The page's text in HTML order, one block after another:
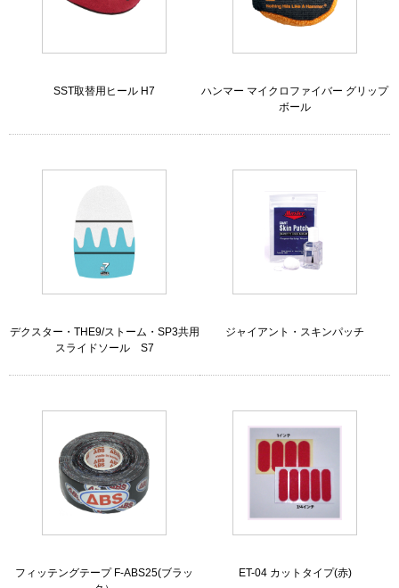
SST取替用ヒール H7
ハンマー マイクロファイバー グリップ
ボール
デクスター・THE9/ストーム・SP3共用
スライドソール S7
ジャイアント・スキンパッチ
フィッテングテープ F-ABS25(ブラッ
ET-04 カットタイプ(赤)